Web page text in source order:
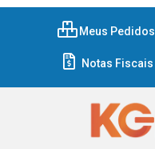
Meus Pedidos
Notas Fiscais